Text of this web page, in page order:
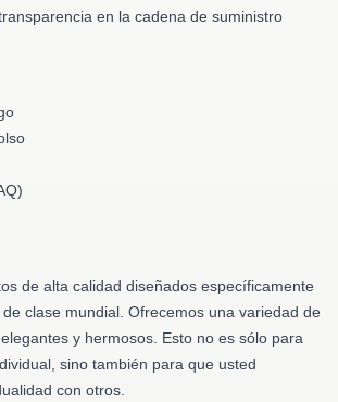
en la cadena de suministro
de alta calidad diseñados específicamente
clase mundial. Ofrecemos una variedad de
y hermosos. Esto no es sólo para
sino también para que usted
con otros.